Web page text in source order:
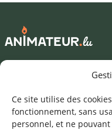
Ce site utilise des
fonctionnement, sans
personnel, et ne
Mentions légales